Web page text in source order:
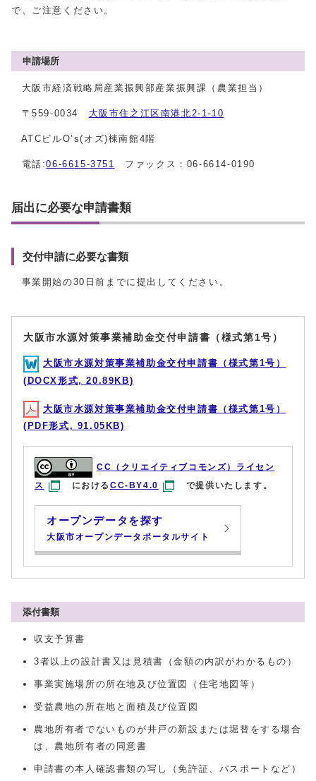
で、ご注意ください。
申請場所
大阪市経済戦略局産業振興部産業振興課（農業担当）
〒559-0034 大阪市住之江区南港北2-1-10
ATCビルO’s(オズ)棟南館4階
電話:06-6615-3751 ファックス：06-6614-0190
届出に必要な申請書類
交付申請に必要な書類
事業開始の30日前までに提出してください。
大阪市水源対策事業補助金交付申請書（様式第1号）
大阪市水源対策事業補助金交付申請書（様式第1号）
(DOCX形式, 20.89KB)
大阪市水源対策事業補助金交付申請書（様式第1号）
(PDF形式, 91.05KB)
CC（クリエイティブコモンズ）ライセン
ス
におけるCC-BY4.0 で提供いたします。
オープンデータを探す
大阪市オープンデータポータルサイト
添付書類
収支予算書
3者以上の設計書又は見積書（金額の内訳がわかるもの）
事業実施場所の所在地及び位置図（住宅地図等）
受益農地の所在地と面積及び位置図
農地所有者でないものが井戸の新設または堀替をする場合
は、農地所有者の同意書
申請書の本人確認書類の写し（免許証、パスポートなど）